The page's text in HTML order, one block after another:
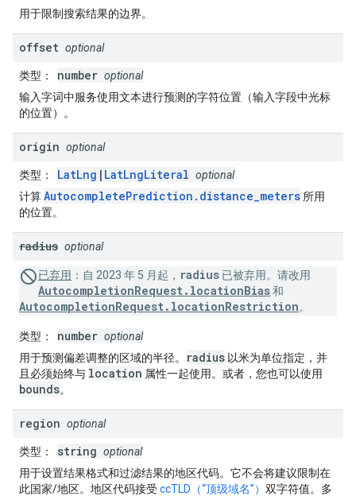
用于限制搜索结果的边界。
offset optional
类型 ： number optional
输入字词中服务使用文本进行预测的字符位置（输入字段中光标
的位置）。
origin optional
类型 ： LatLng | LatLngLiteral optional
计算AutocompletePrediction.distance_meters 所用
的位置。
radius optional
已弃用 ： 自 2023 年 5 月起， radius 已被弃用。请改用
AutocompletionRequest.locationBias和
AutocompletionRequest.locationRestriction。
类型 ： number optional
用于预测偏差调整的区域的半径。
radius 以米为单位指定，并
且必须始终与 location 属性一起使用。或者，您也可以使用
bounds。
region optional
类型 ： string optional
用于设置结果格式和过滤结果的地区代码。它不会将建议限制在
此国家/地区。地区代码接受 ccTLD（“顶级域名”） 双字符值。多